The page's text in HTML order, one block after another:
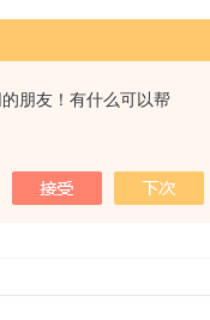
朋友！有什么可以帮
心机，大自血摇床，氮吹仪。